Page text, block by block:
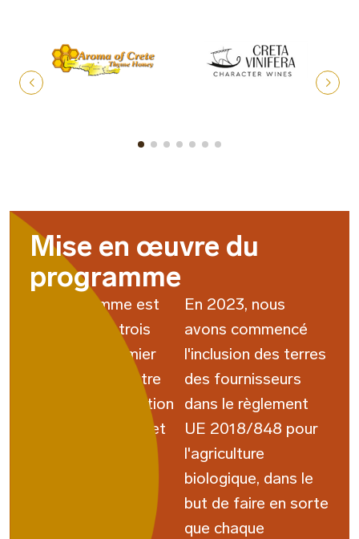
Mise en œuvre du
programme
Le programme est
structuré en trois
cycles: Le premier
cycle se concentre
sur l'auto-évaluation
des fournisseurs et
En 2023, nous
avons commencé
l'inclusion des terres
des fournisseurs
dans le règlement
UE 2018/848 pour
l'agriculture
biologique, dans le
but de faire en sorte
que chaque